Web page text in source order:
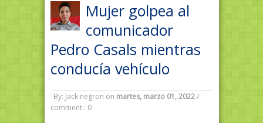
Mujer golpea al
comunicador
Pedro Casals mientras
conducía vehículo
By: Jack negron on martes, marzo 01, 2022 /
comment : 0